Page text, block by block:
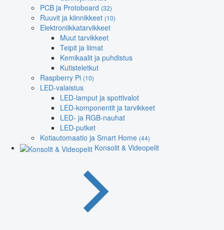
PCB ja Protoboard (32)
Ruuvit ja kiinnikkeet (10)
Elektroniikkatarvikkeet
Muut tarvikkeet
Teipit ja liimat
Kemikaalit ja puhdistus
Kutisteletkut
Raspberry Pi (10)
LED-valaistus
LED-lamput ja spottivalot
LED-komponentit ja tarvikkeet
LED- ja RGB-nauhat
LED-putket
Kotiautomaatio ja Smart Home (44)
Konsolit & Videopelit